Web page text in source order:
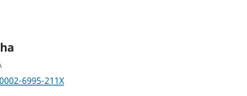
6995-211X